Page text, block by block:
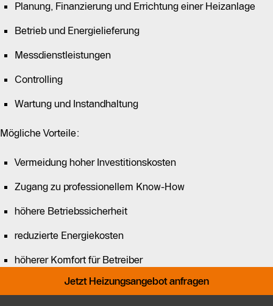
Planung, Finanzierung und Errichtung einer Heizanlage
Betrieb und Energielieferung
Messdienstleistungen
Controlling
Wartung und Instandhaltung
Mögliche Vorteile:
Vermeidung hoher Investitionskosten
Zugang zu professionellem Know-How
höhere Betriebssicherheit
reduzierte Energiekosten
höherer Komfort für Betreiber
Jetzt Heizungsangebot anfragen